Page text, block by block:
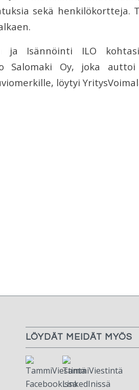
sekä henkilökortteja.
ja Isännöinti ILO
Salomaki Oy, joka
löytyi
LÖYDÄT MEIDÄT MYÖS